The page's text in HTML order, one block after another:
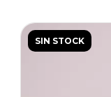
SIN STOCK